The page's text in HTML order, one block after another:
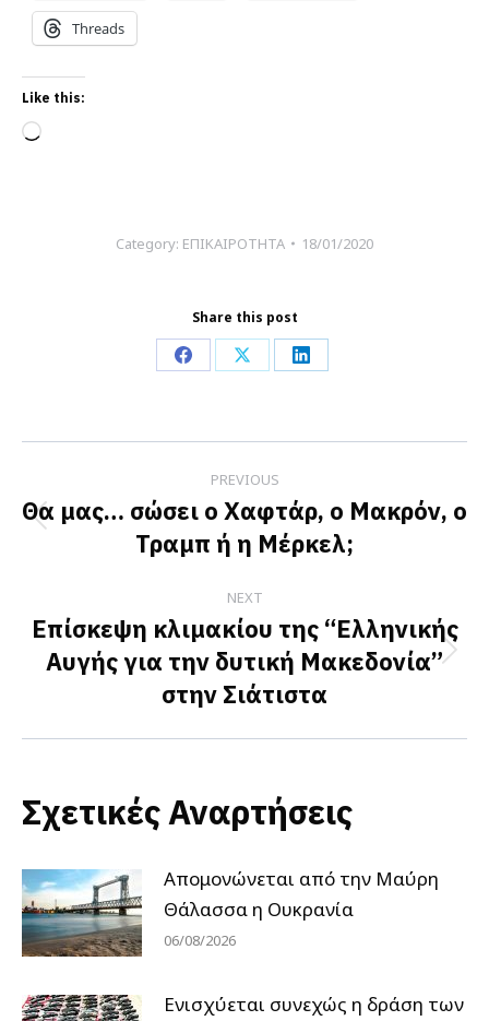
Threads
Like this:
Loading…
Category: ΕΠΙΚΑΙΡΟΤΗΤΑ 18/01/2020
Share this post
Share
Facebook
Share
X
Share
LinkedIn
navigation
PREVIOUS
Previous
post:
Θα μας… σώσει ο Χαφτάρ, ο Μακρόν, ο
Τραμπ ή η Μέρκελ;
NEXT
Next
post:
Επίσκεψη κλιμακίου της “Ελληνικής
Αυγής για την δυτική Μακεδονία”
στην Σιάτιστα
Σχετικές Αναρτήσεις
Απομονώνεται από την Μαύρη
Θάλασσα η Ουκρανία
06/08/2026
Ενισχύεται συνεχώς η δράση των